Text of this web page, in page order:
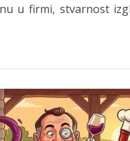
u firmi, stvarnost